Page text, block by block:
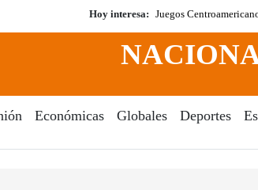
Hoy interesa: Juegos
Económicas Globales Deportes